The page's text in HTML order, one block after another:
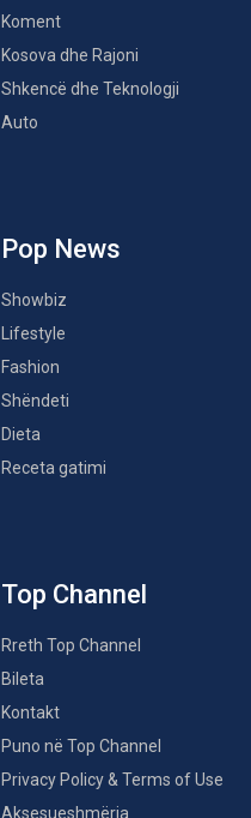
Koment
Kosova dhe Rajoni
Shkencë dhe Teknologji
Auto
Pop News
Showbiz
Lifestyle
Fashion
Shëndeti
Dieta
Receta gatimi
Top Channel
Rreth Top Channel
Bileta
Kontakt
Puno në Top Channel
Privacy Policy & Terms of Use
Aksesueshmëria